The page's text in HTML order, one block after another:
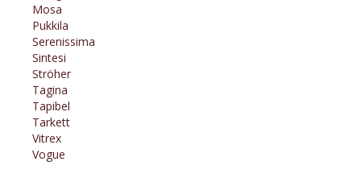
Mosa
Pukkila
Serenissima
Sintesi
Ströher
Tagina
Tapibel
Tarkett
Vitrex
Vogue